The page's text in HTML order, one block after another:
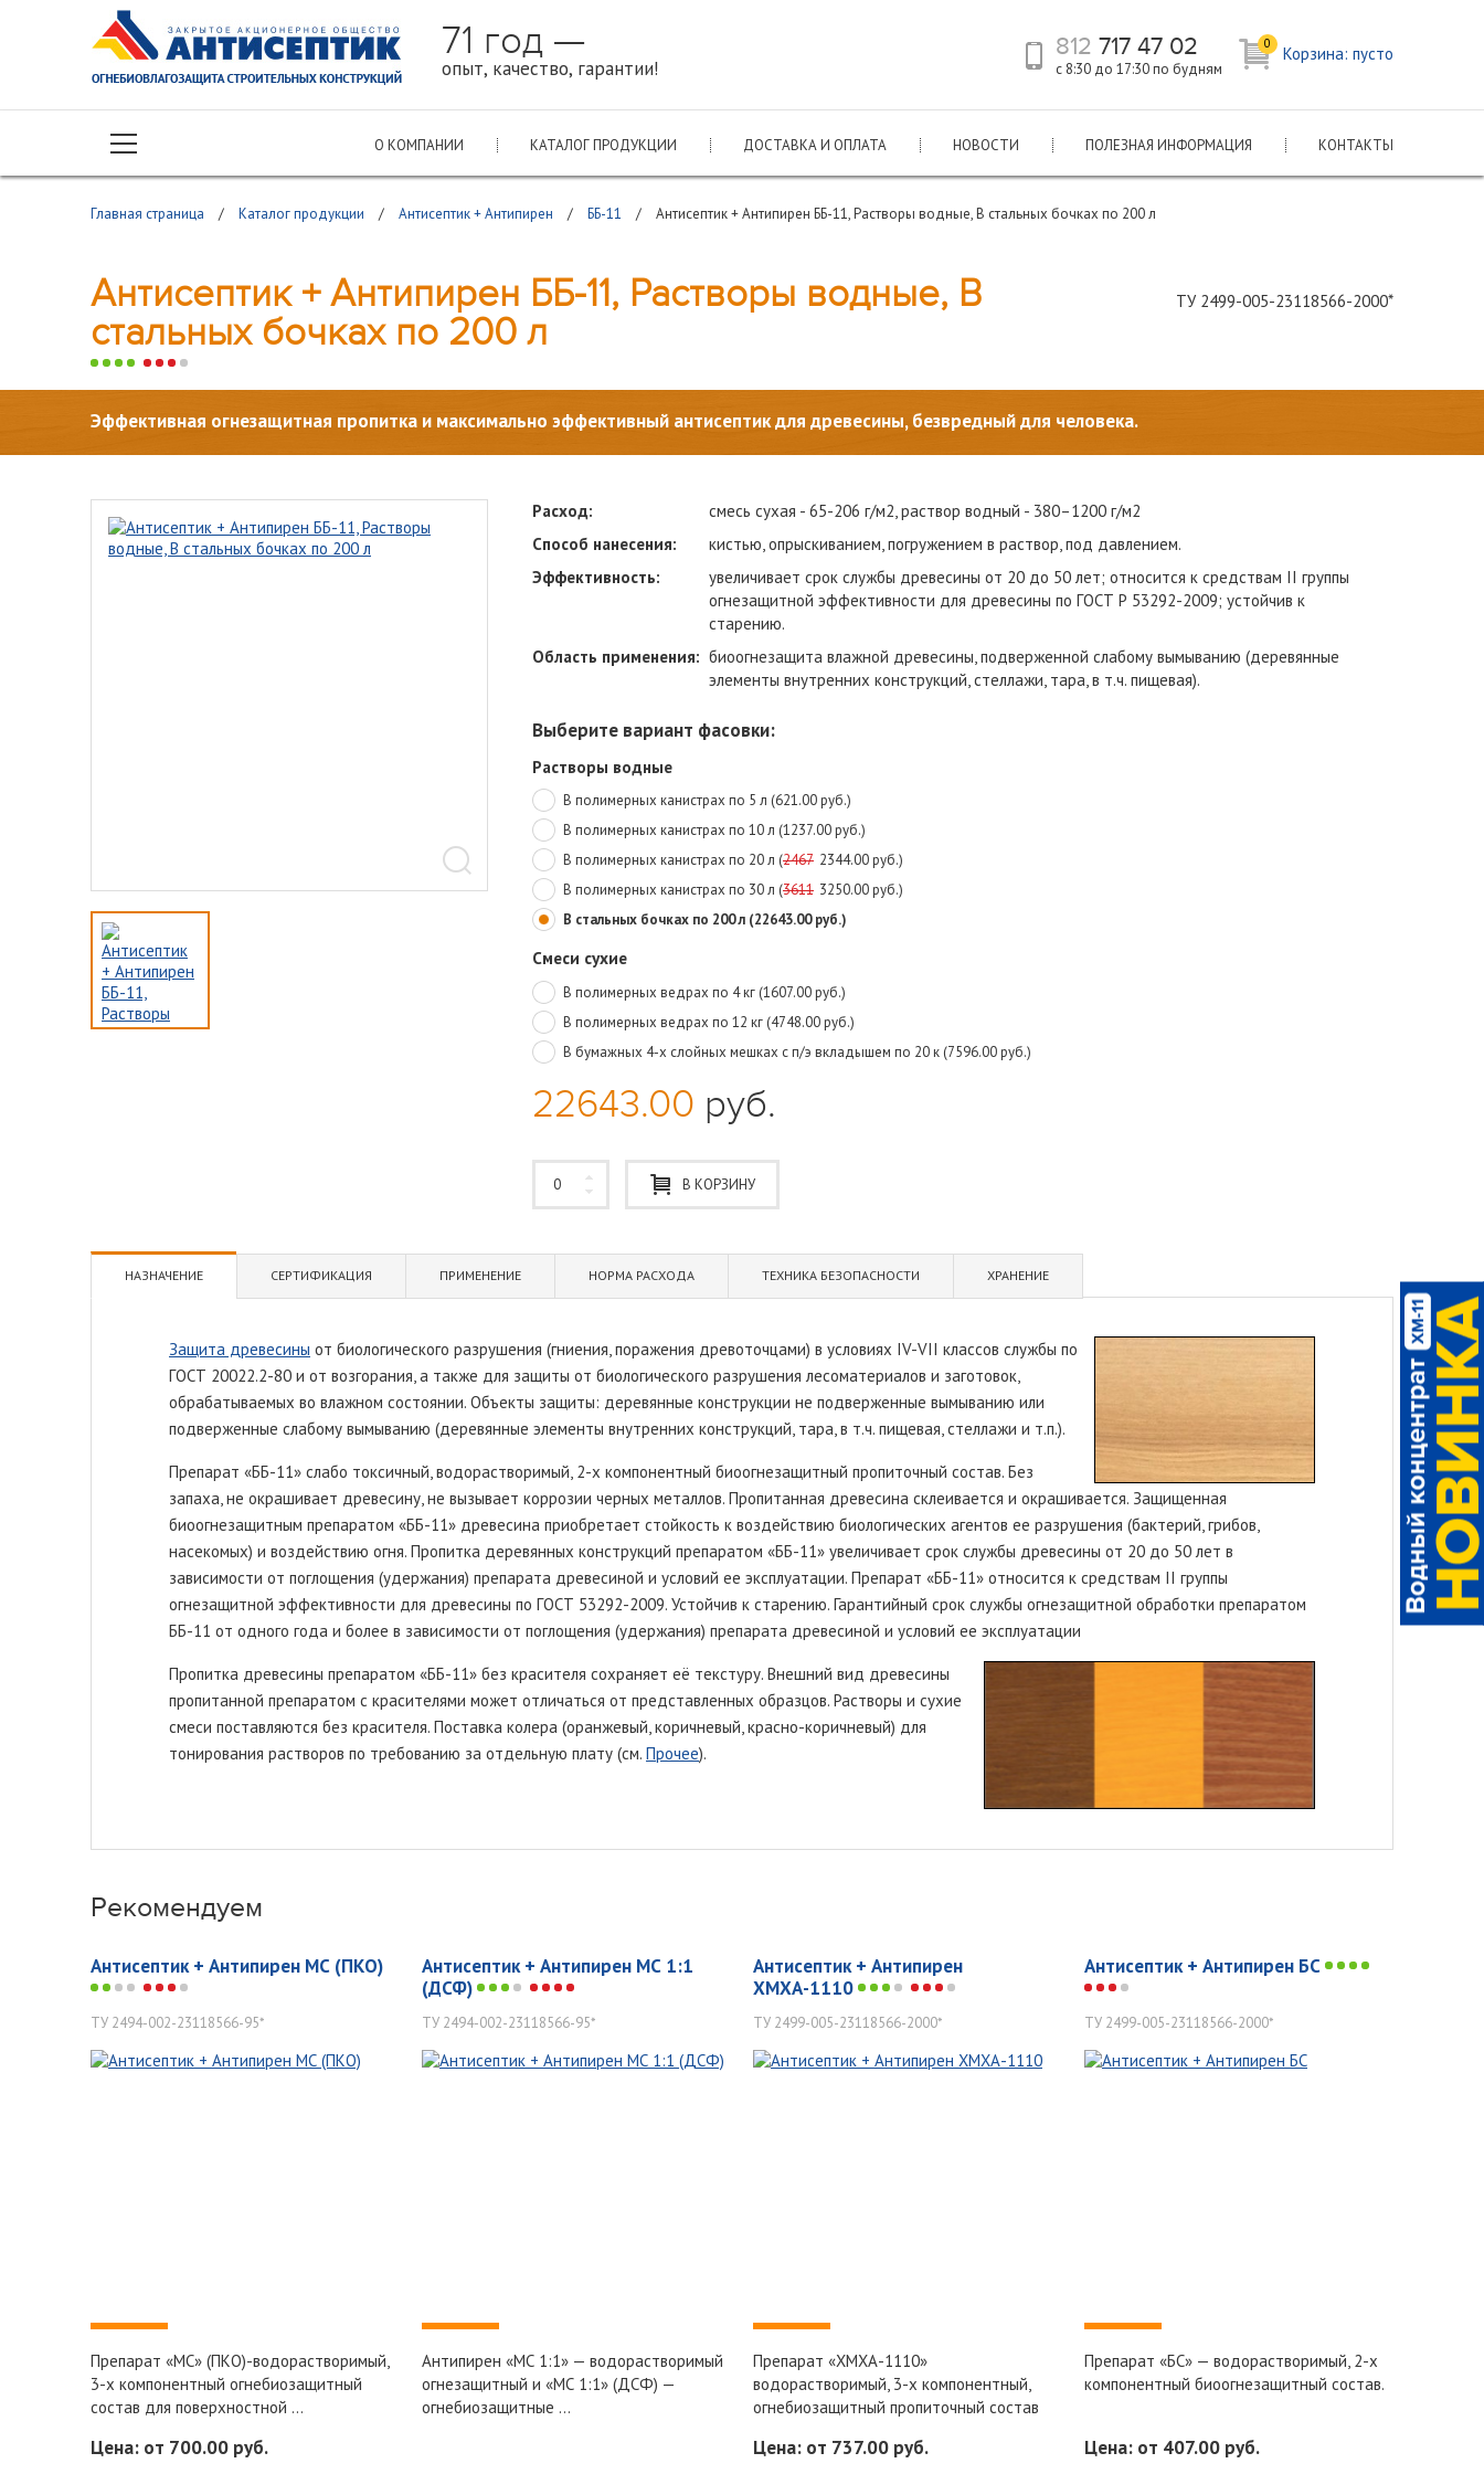
71 год —
опыт, качество, гарантии!
0 Корзина: пусто
812 717 47 02
с 8:30 до 17:30 по будням
О КОМПАНИИ КАТАЛОГ ПРОДУКЦИИ ДОСТАВКА И ОПЛАТА НОВОСТИ ПОЛЕЗНАЯ ИНФОРМАЦИЯ КОНТАКТЫ
Главная страница / Каталог продукции / Антисептик + Антипирен / ББ-11 / Антисептик + Антипирен ББ-11, Растворы водные, В стальных бочках по 200 л
Антисептик + Антипирен ББ-11, Растворы водные, В
стальных бочках по 200 л
ТУ 2499-005-23118566-2000*
Эффективная огнезащитная пропитка и максимально эффективный антисептик для древесины, безвредный для человека.
Расход:
смесь сухая - 65-206 г/м2, раствор водный - 380–1200 г/м2
Способ нанесения:
кистью, опрыскиванием, погружением в раствор, под давлением.
Эффективность:
увеличивает срок службы древесины от 20 до 50 лет; относится к средствам II группы
огнезащитной эффективности для древесины по ГОСТ Р 53292-2009; устойчив к
старению.
Область применения: биоогнезащита влажной древесины, подверженной слабому вымыванию (деревянные
элементы внутренних конструкций, стеллажи, тара, в т.ч. пищевая).
Выберите вариант фасовки:
Растворы водные
В полимерных канистрах по 5 л (621.00 руб.)
В полимерных канистрах по 10 л (1237.00 руб.)
В полимерных канистрах по 20 л (2467 2344.00 руб.)
В полимерных канистрах по 30 л (3611 3250.00 руб.)
В стальных бочках по 200 л (22643.00 руб.)
Смеси сухие
В полимерных ведрах по 4 кг (1607.00 руб.)
В полимерных ведрах по 12 кг (4748.00 руб.)
В бумажных 4-х слойных мешках с п/э вкладышем по 20 к (7596.00 руб.)
22643.00 руб.
В КОРЗИНУ
НАЗНАЧЕНИЕ СЕРТИФИКАЦИЯ ПРИМЕНЕНИЕ НОРМА РАСХОДА ТЕХНИКА БЕЗОПАСНОСТИ ХРАНЕНИЕ
Защита древесины от биологического разрушения (гниения, поражения древоточцами) в условиях IV-VII классов службы по
ГОСТ 20022.2-80 и от возгорания, а также для защиты от биологического разрушения лесоматериалов и заготовок,
обрабатываемых во влажном состоянии. Объекты защиты: деревянные конструкции не подверженные вымыванию или
подверженные слабому вымыванию (деревянные элементы внутренних конструкций, тара, в т.ч. пищевая, стеллажи и т.п.).
Препарат «ББ-11» слабо токсичный, водорастворимый, 2-х компонентный биоогнезащитный пропиточный состав. Без
запаха, не окрашивает древесину, не вызывает коррозии черных металлов. Пропитанная древесина склеивается и окрашивается. Защищенная
биоогнезащитным препаратом «ББ-11» древесина приобретает стойкость к воздействию биологических агентов ее разрушения (бактерий, грибов,
насекомых) и воздействию огня. Пропитка деревянных конструкций препаратом «ББ-11» увеличивает срок службы древесины от 20 до 50 лет в
зависимости от поглощения (удержания) препарата древесиной и условий ее эксплуатации. Препарат «ББ-11» относится к средствам II группы
огнезащитной эффективности для древесины по ГОСТ 53292-2009. Устойчив к старению. Гарантийный срок службы огнезащитной обработки препаратом
ББ-11 от одного года и более в зависимости от поглощения (удержания) препарата древесиной и условий ее эксплуатации
Пропитка древесины препаратом «ББ-11» без красителя сохраняет её текстуру. Внешний вид древесины
пропитанной препаратом с красителями может отличаться от представленных образцов. Растворы и сухие
смеси поставляются без красителя. Поставка колера (оранжевый, коричневый, красно-коричневый) для
тонирования растворов по требованию за отдельную плату (см. Прочее).
Рекомендуем
Антисептик + Антипирен МС (ПКО)
ТУ 2494-002-23118566-95*
Препарат «МС» (ПКО)-водорастворимый,
3-х компонентный огнебиозащитный
состав для поверхностной ...
Цена: от 700.00 руб.
Антисептик + Антипирен МС 1:1
(ДСФ)
ТУ 2494-002-23118566-95*
Антипирен «МС 1:1» — водорастворимый
огнезащитный и «МС 1:1» (ДСФ) —
огнебиозащитные ...
Антисептик + Антипирен
ХМХА-1110
ТУ 2499-005-23118566-2000*
Препарат «ХМХА-1110»
водорастворимый, 3-х компонентный,
огнебиозащитный пропиточный состав
Цена: от 737.00 руб.
Антисептик + Антипирен БС
ТУ 2499-005-23118566-2000*
Препарат «БС» — водорастворимый, 2-х
компонентный биоогнезащитный состав.
Цена: от 407.00 руб.